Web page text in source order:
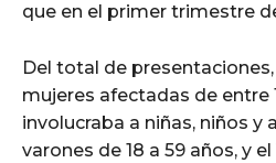
que en el primer trimestre
Del total de presentaciones,
mujeres afectadas de entre
involucraba a niñas, niños y
varones de 18 a 59 años, y